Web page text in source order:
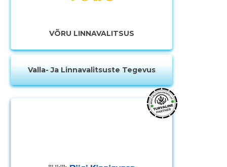
VÕRU LINNAVALITSUS
Valla- Ja Linnavalitsuste Tegevus